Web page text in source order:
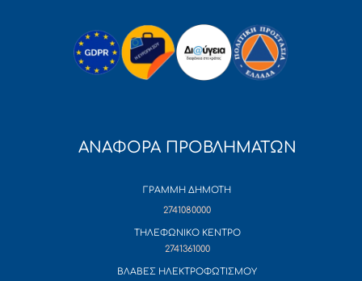
ΑΝΑΦΟΡΑ ΠΡΟΒΛΗΜΑΤΩΝ
ΓΡΑΜΜΗ ΔΗΜΟΤΗ
2741080000
ΤΗΛΕΦΩΝΙΚΟ ΚΕΝΤΡΟ
2741361000
ΒΛΑΒΕΣ ΗΛΕΚΤΡΟΦΩΤΙΣΜΟΥ